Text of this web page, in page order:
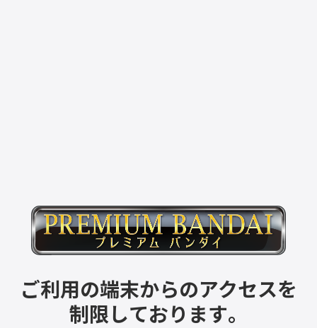
ご利用の端末からのアクセスを
制限しております。